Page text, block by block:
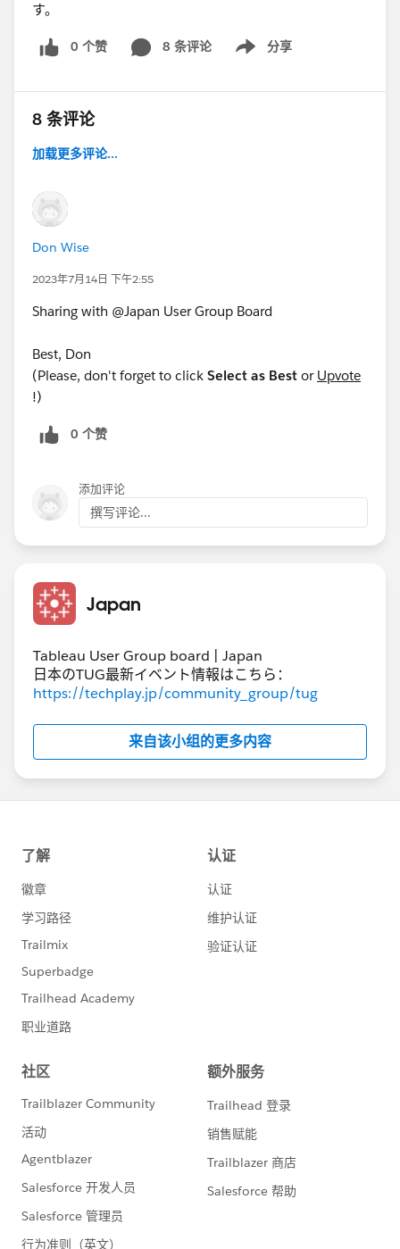
す。​
0 个赞 8 条评论 分享
Show menu
8 条评论
加载更多评论...
Don Wise
2023年7月14日 下午2:55
Sharing with @Japan​ User Group Board
Best, Don
(Please, don't forget to click Select as Best or Upvote
!)
0 个赞
添加评论
撰写评论...
Japan
Tableau User Group board | Japan
日本のTUG最新イベント情報はこちら：
https://techplay.jp/community_group/tug
来自该小组的更多内容